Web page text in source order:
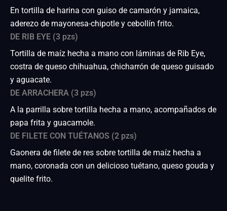
En tortilla de harina con guiso de camarón y jamaica,
aderezo de mayonesa-chipotle y cebollín frito.
DE RIB EYE (3 pzs)
Tortilla de maíz hecha a mano con láminas de Rib Eye,
costra de queso chihuahua, chicharrón de queso guisado
y aguacate.
DE ARRACHERA (3 pzs)
A la parrilla sobre tortilla hecha a mano, acompañados de
papa frita y guacamole.
DE FILETE CON TUÉTANOS (2 pzs)
Gaonera de filete de res sobre tortilla de maíz hecha a
mano, coronada con un delicioso tuétano, queso gouda y
quelite frito.